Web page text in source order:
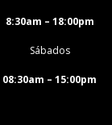
8:30am – 18:00pm
Sábados
08:30am – 15:00pm